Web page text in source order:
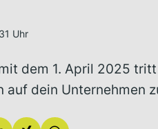
Uhr
dem 1. April 2025
auf dein Unternehmen